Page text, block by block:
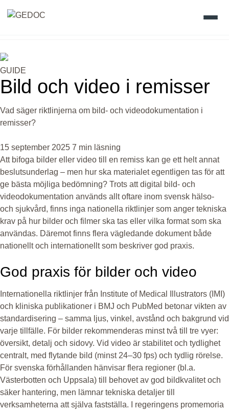
Vision
Kontakt
GUIDE
Bild och video i remisser
Vad säger riktlinjerna om bild- och videodokumentation i
remisser?
15 september 2025 7 min läsning
Att bifoga bilder eller video till en remiss kan ge ett helt annat
beslutsunderlag – men hur ska materialet egentligen tas för att
ge bästa möjliga bedömning? Trots att digital bild- och
videodokumentation används allt oftare inom svensk hälso-
och sjukvård, finns inga nationella riktlinjer som anger tekniska
krav på hur bilder och filmer ska tas eller vilka format som ska
användas. Däremot finns flera vägledande dokument både
nationellt och internationellt som beskriver god praxis.
God praxis för bilder och video
Internationella riktlinjer från Institute of Medical Illustrators (IMI)
och kliniska publikationer i BMJ och PubMed betonar vikten av
standardisering – samma ljus, vinkel, avstånd och bakgrund vid
varje tillfälle. För bilder rekommenderas minst två till tre vyer:
översikt, detalj och sidovy. Vid video är stabilitet och tydlighet
centralt, med flytande bild (minst 24–30 fps) och tydlig rörelse.
För svenska förhållanden hänvisar flera regioner (bl.a.
Västerbotten och Uppsala) till behovet av god bildkvalitet och
säker hantering, men lämnar tekniska detaljer till
verksamheterna att själva fastställa. I regeringens promemoria